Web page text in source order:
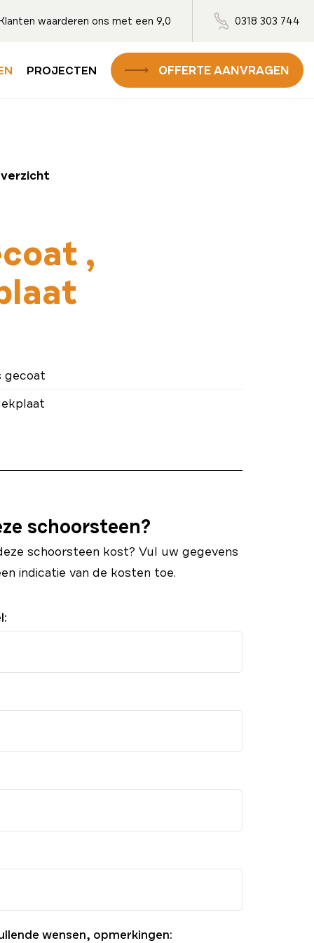
waarderen ons met een 9,0 0318 303 744
PROJECTEN OFFERTE AANVRAGEN
gecoat
schoorsteen?
schoorsteen kost? Vul uw gegevens
indicatie van de kosten toe.
wensen, opmerkingen: